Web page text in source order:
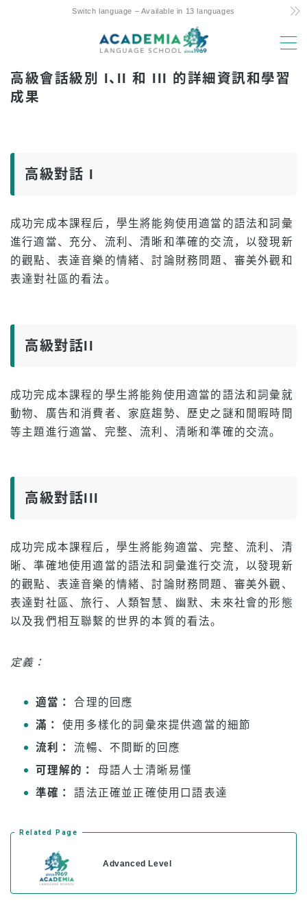
Switch language – Available in 13 languages
選擇理由
親子留學友好支援
樂趣！ 阿羅哈學生生活
升入大學
推薦
初級水準
高級水準
商務英語
非學生簽證持有人的學費（ESTA、電子簽證等）
Kama’aina（美國公民或綠卡持有人）的學費
在校學生和學生簽證（F-1簽證）持有人的學費
住宿費
應用
申請流程
退款政策
網上申請表格
從申請到註冊的流程
對於在校生
上課時程表
出勤和強制開除
高級會話級別 I、II 和 III 的詳細資訊和學習
成果
高級對話 I
成功完成本課程后，學生將能夠使用適當的語法和詞彙
進行適當、充分、流利、清晰和準確的交流，以發現新
的觀點、表達音樂的情緒、討論財務問題、審美外觀和
表達對社區的看法。
高級對話II
成功完成本課程的學生將能夠使用適當的語法和詞彙就
動物、廣告和消費者、家庭趨勢、歷史之謎和閒暇時間
等主題進行適當、完整、流利、清晰和準確的交流。
高級對話III
成功完成本課程后，學生將能夠適當、完整、流利、清
晰、準確地使用適當的語法和詞彙進行交流，以發現新
的觀點、表達音樂的情緒、討論財務問題、審美外觀、
表達對社區、旅行、人類智慧、幽默、未來社會的形態
以及我們相互聯繫的世界的本質的看法。
定義：
適當：
合理的回應
滿：
使用多樣化的詞彙來提供適當的細節
流利：
流暢、不間斷的回應
可理解的：
母語人士清晰易懂
準確：
語法正確並正確使用口語表達
Related Page
Advanced Level